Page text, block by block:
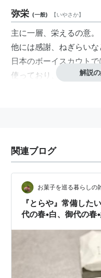
弥栄 (一般) 【いやさか】
主に一層、栄えるの意。
他には感謝、ねぎらいな
日本のボーイスカウト
使っており、「弥栄三
解説
関連ブログ
お菓子を巡る暮らしの
『とらや』常備した
代の春•白、御代の春•